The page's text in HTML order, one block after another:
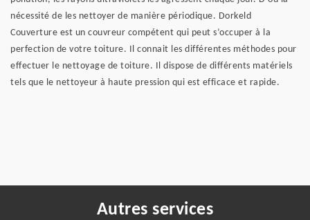
nécessité de les nettoyer de manière périodique. Dorkeld
Couverture est un couvreur compétent qui peut s’occuper à la
perfection de votre toiture. Il connait les différentes méthodes pour
effectuer le nettoyage de toiture. Il dispose de différents matériels
tels que le nettoyeur à haute pression qui est efficace et rapide.
Autres services